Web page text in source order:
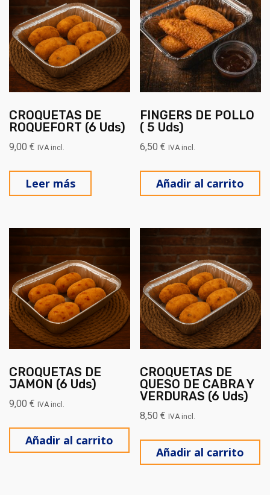
CROQUETAS DE
ROQUEFORT (6 Uds)
9,00 € IVA incl.
Leer más
FINGERS DE POLLO
( 5 Uds)
6,50€ IVA incl.
Añadir al carrito
CROQUETAS DE
JAMON (6 Uds)
9,00 € IVA incl.
Añadir al carrito
CROQUETAS DE
QUESO DE CABRA Y
VERDURAS (6 Uds)
8,50€ IVA incl.
Añadir al carrito